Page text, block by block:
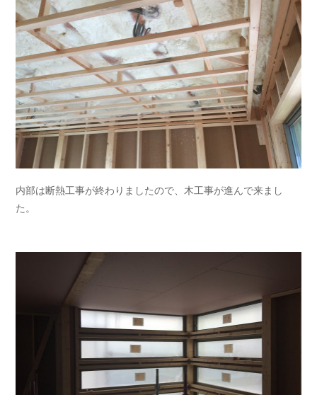
内部は断熱工事が終わりましたので、木工事が進んで来まし
た。